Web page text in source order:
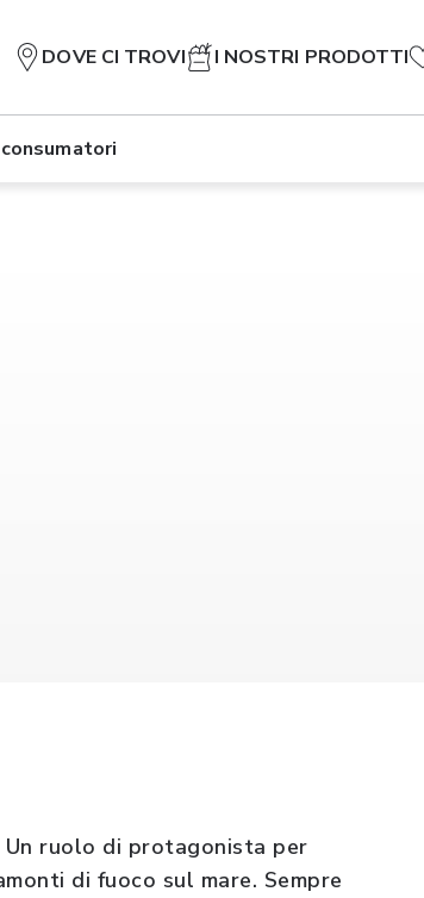
DOVE CI TROVI I NOSTRI PRODOTTI
Un ruolo di protagonista per
di fuoco sul mare. Sempre